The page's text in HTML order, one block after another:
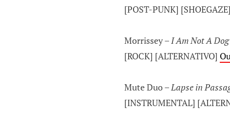
[POST-PUNK] [SHOEGAZE]
Morrissey –I Am Not A
[ROCK] [ALTERNATIVO]
Mute Duo –Lapse in
[INSTRUMENTAL]